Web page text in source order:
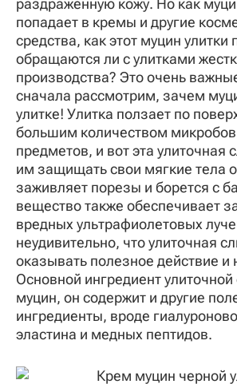
раздраженную кожу. Но как
попадает в кремы и другие
средства, как этот муцин улитки
обращаются ли с улитками
производства? Это очень
сначала рассмотрим, зачем
улитке! Улитка ползает по
большим количеством микробов
предметов, и вот эта улиточная
им защищать свои мягкие тела
заживляет порезы и борется с
вещество также обеспечивает
вредных ультрафиолетовых
неудивительно, что улиточная
оказывать полезное действие и
Основной ингредиент улиточной
муцин, он содержит и другие
ингредиенты, вроде
эластина и медных пептидов.